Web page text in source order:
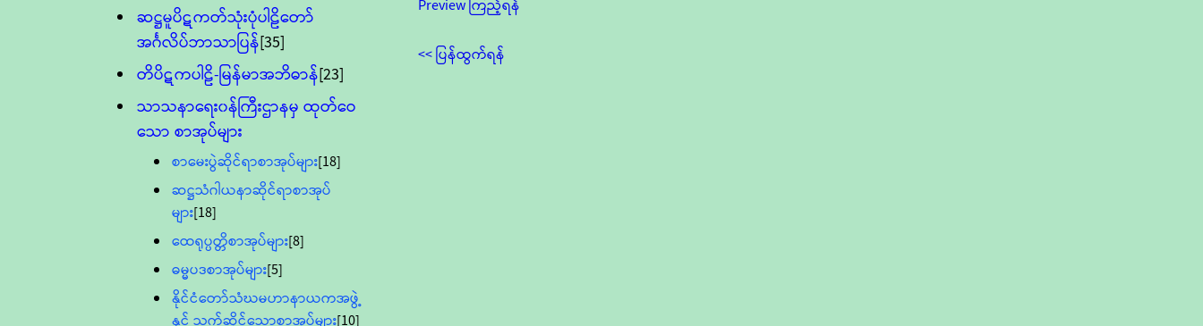
ဆဋ္ဌမူပိဋကတ်သုံးပုံပါဠိတော်
အင်္ဂလိပ်ဘာသာပြန်[35]
တိပိဋကပါဠိ-မြန်မာအဘိဓာန်[23]
သာသနာရေး၀န်ကြီးဌာနမှ ထုတ်ဝေ
သော စာအုပ်များ
စာမေးပွဲဆိုင်ရာစာအုပ်များ[18]
ဆဋ္ဌသံဂါယနာဆိုင်ရာစာအုပ်
များ[18]
ထေရုပ္ပတ္တိစာအုပ်များ[8]
ဓမ္မပဒစာအုပ်များ[5]
နိုင်ငံတော်သံဃမဟာနာယကအဖွဲ့
နှင့် သက်ဆိုင်သောစာအုပ်များ[10]
Preview ကြည့်ရန်
<< ပြန်ထွက်ရန်